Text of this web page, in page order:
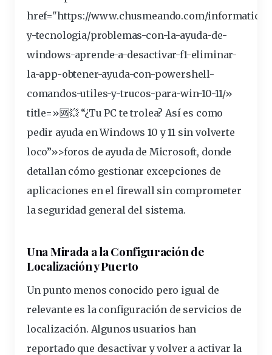
href="https://www.chusmeando.com/informatica-
y-tecnologia/problemas-con-la-ayuda-de-
windows-aprende-a-desactivar-f1-eliminar-
la-app-obtener-ayuda-con-powershell-
comandos-utiles-y-trucos-para-win-10-11/»
title=»🆘💥 “¿Tu PC te trolea? Así es como
pedir ayuda en Windows 10 y 11 sin volverte
loco”»>foros de ayuda de Microsoft, donde
detallan cómo gestionar excepciones de
aplicaciones en el firewall sin comprometer
la seguridad general del sistema.
Una Mirada a la Configuración de
Localización y Puerto
Un punto menos conocido pero igual de
relevante es la configuración de servicios de
localización. Algunos usuarios han
reportado que desactivar y volver a activar la